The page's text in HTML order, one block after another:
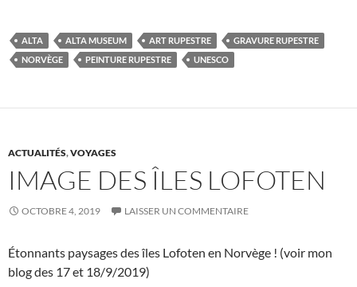
ALTA ALTA MUSEUM ART RUPESTRE
GRAVURE RUPESTRE
NORVÈGE
PEINTURE RUPESTRE UNESCO
ACTUALITÉS,VOYAGES
IMAGE DES ÎLES LOFOTEN
OCTOBRE 4, 2019 LAISSER UN COMMENTAIRE
Étonnants paysages des îles Lofoten en Norvège ! (voir mon
blog des 17 et 18/9/2019)